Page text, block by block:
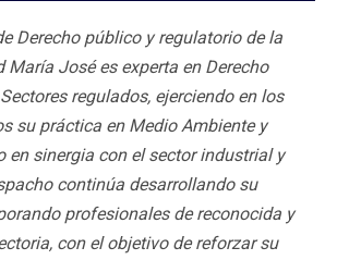
Derecho público y regulatorio de la
María José es experta en Derecho
regulados, ejerciendo en los
su práctica en Medio Ambiente y
en sinergia con el sector industrial y
continúa desarrollando su
profesionales de reconocida y
con el objetivo de reforzar su